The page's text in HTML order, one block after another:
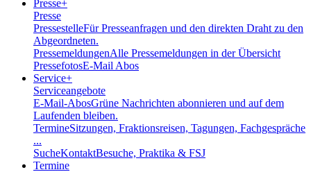
Presse+
Presse
PressestelleFür Presseanfragen und den direkten Draht zu den
Abgeordneten.
PressemeldungenAlle Pressemeldungen in der Übersicht
PressefotosE-Mail Abos
Service+
Serviceangebote
E-Mail-AbosGrüne Nachrichten abonnieren und auf dem
Laufenden bleiben.
TermineSitzungen, Fraktionsreisen, Tagungen, Fachgespräche
...
SucheKontaktBesuche, Praktika & FSJ
Termine